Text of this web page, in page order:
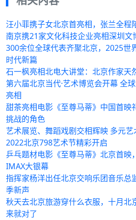
汪小菲携子女北京首亮相，张兰全程
南京携21家文化科技企业亮相深圳文
300余位全球代表齐聚北京，2025世
时代新篇
石一枫亮相北电大讲堂：北京作家天
第六届北京当代·艺术博览会开幕 全
亮相
甜茶亮相电影《至尊马蒂》中国首映
挑战的角色
艺术展览、舞蹈戏剧交相辉映 多元艺
2022北京798艺术节精彩开启
乒乓题材电影《至尊马蒂》北京首映
IMAX大银幕
指挥家杨洋出任北京交响乐团音乐总
季新声
秋天去北京旅游穿什么衣服，十月北
来就对了